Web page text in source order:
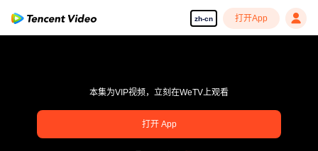
zh-cn 打开App
pay limit
本集为VIP视频，立刻在WeTV上观看
打开 App